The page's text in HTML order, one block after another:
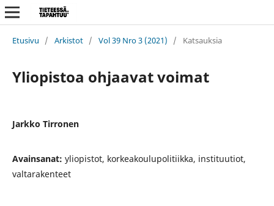
Etusivu / Arkistot / Vol 39 Nro 3 (2021) / Katsauksia
Yliopistoa ohjaavat voimat
Jarkko Tirronen
Avainsanat: yliopistot, korkeakoulupolitiikka, instituutiot,
valtarakenteet